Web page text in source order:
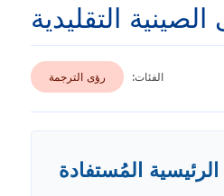
الصينية التقليدية
الفئات: رؤى الترجمة
الرئيسية المُستفادة